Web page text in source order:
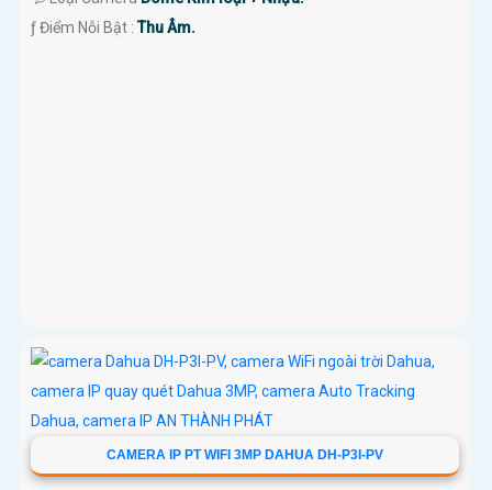
️ƒ Điểm Nỗi Bật :Thu Âm.
CAMERA IP PT WIFI 3MP DAHUA DH-P3I-PV